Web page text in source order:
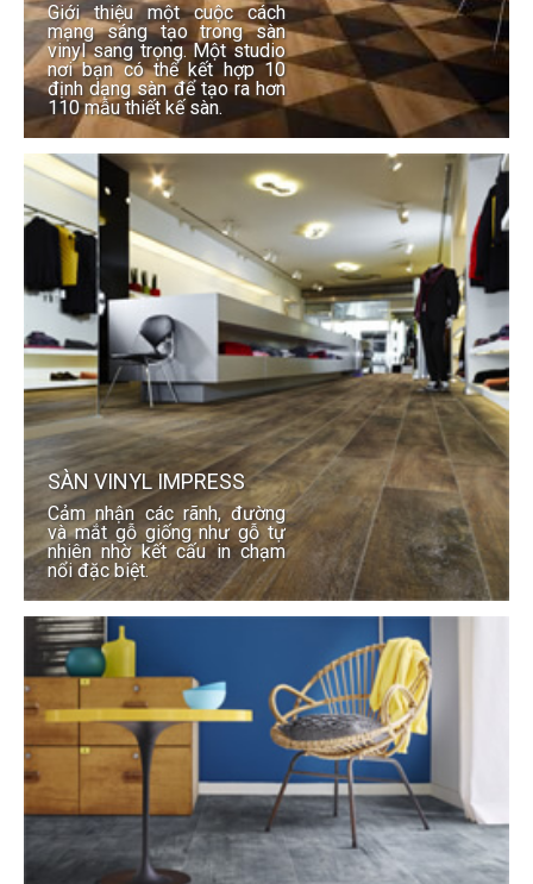
Giới thiệu một cuộc cách
mạng sáng tạo trong sàn
vinyl sang trọng. Một studio
nơi bạn có thể kết hợp 10
định dạng sàn để tạo ra hơn
110 mẫu thiết kế sàn.
SÀN VINYL IMPRESS
Cảm nhận các rãnh, đường
và mắt gỗ giống như gỗ tự
nhiên nhờ kết cấu in chạm
nổi đặc biệt.